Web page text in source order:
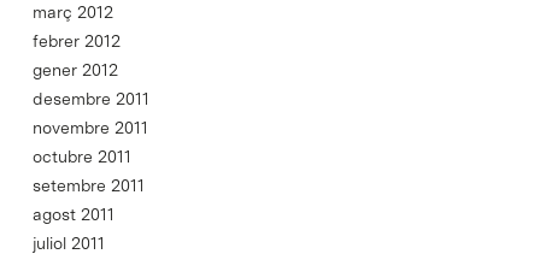
març 2012
febrer 2012
gener 2012
desembre 2011
novembre 2011
octubre 2011
setembre 2011
agost 2011
juliol 2011